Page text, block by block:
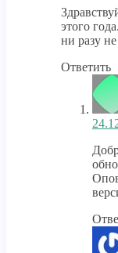
этого
ни разу
Ответить